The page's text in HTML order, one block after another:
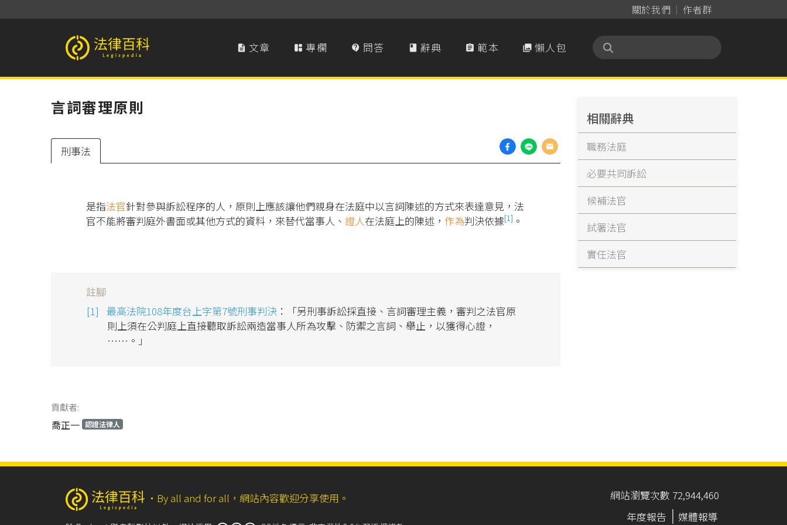
關於我們 作者群
法律百科 Legispedia  文章  專欄  問答  辭典  範本  懶人包
言詞審理原則
刑事法
是指法官針對參與訴訟程序的人，原則上應該讓他們親身在法庭中以言詞陳述的方式來表達意見，法
官不能將審判庭外書面或其他方式的資料，來替代當事人、 證人在法庭上的陳述， 作為判決依據[1] 。
註腳
最高法院108年度台上字第7號刑事判決 ：「另刑事訴訟採直接、言詞審理主義，審判之法官原
則上須在公判庭上直接聽取訴訟兩造當事人所為攻擊、防禦之言詞、舉止，以獲得心證，
……。」
貢獻者:
喬正一 認證法律人
相關辭典
職務法庭
必要共同訴訟
候補法官
試署法官
實任法官
‧ By all and for all，網站內容歡迎分享使用。
網站瀏覽次數 72,944,460
年度報告
媒體報導